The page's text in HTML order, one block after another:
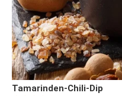
Tamarinden-Chili-Dip